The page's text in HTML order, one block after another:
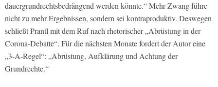
dauergrundrechtsbedrängend werden könnte.“ Mehr Zwang führe
nicht zu mehr Ergebnissen, sondern sei kontraproduktiv. Deswegen
schließt Prantl mit dem Ruf nach rhetorischer „Abrüstung in der
Corona-Debatte“. Für die nächsten Monate fordert der Autor eine
„3-A-Regel“: „Abrüstung, Aufklärung und Achtung der
Grundrechte.“